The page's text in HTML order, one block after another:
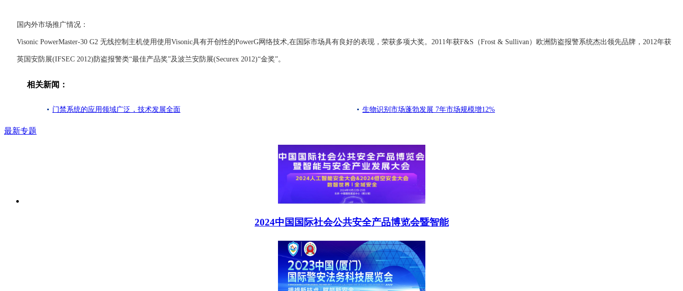
国内外市场推广情况：
Visonic PowerMaster-30 G2 无线控制主机使用使用Visonic具有开创性的PowerG网络技术,在国际市场具有良好的表现，荣获多项大奖。2011年获F&S（Frost & Sullivan）欧洲防盗报警系统杰出领先品牌，2012年获
英国安防展(IFSEC 2012)防盗报警类“最佳产品奖”及波兰安防展(Securex 2012)“金奖”。
相关新闻：
门禁系统的应用领域广泛，技术发展全面 生物识别市场蓬勃发展 7年市场规模增12%
最新专题
2024中国国际社会公共安全产品博览会暨智能